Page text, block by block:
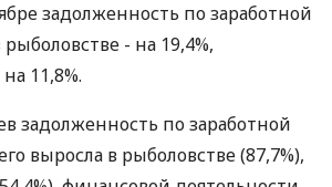
задолженность по заработной
рыболовстве - на 19,4%,
11,8%.
задолженность по заработной
выросла в рыболовстве (87,7%),